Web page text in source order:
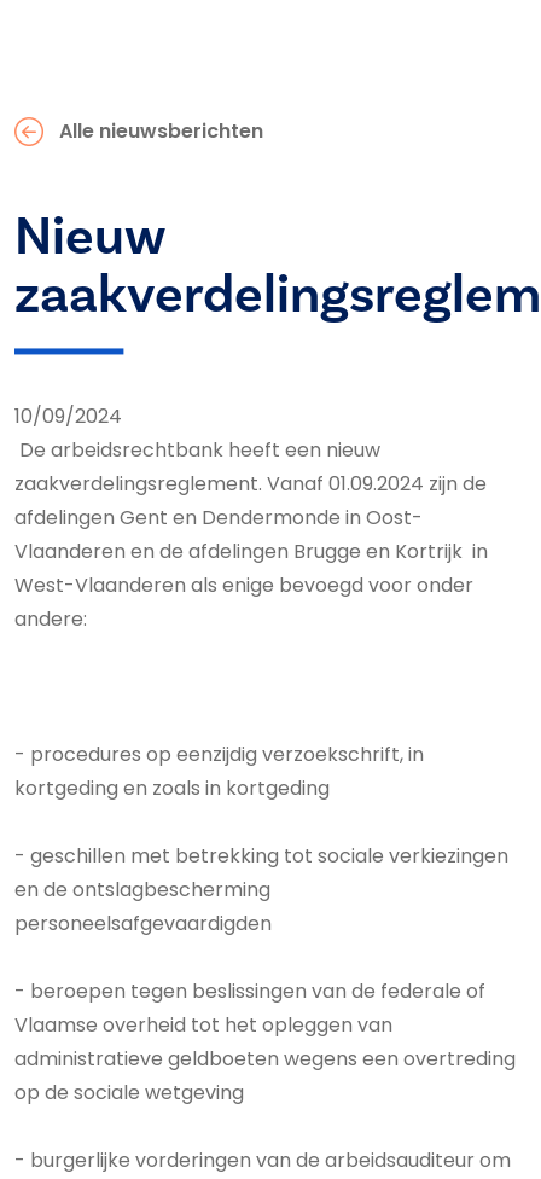
Alle nieuwsberichten
Nieuw
10/09/2024
De arbeidsrechtbank heeft een nieuw
zaakverdelingsreglement. Vanaf 01.09.2024 zijn de
afdelingen Gent en Dendermonde in Oost-
Vlaanderen en de afdelingen Brugge en Kortrijk in
West-Vlaanderen als enige bevoegd voor onder
andere:
- procedures op eenzijdig verzoekschrift, in
kortgeding en zoals in kortgeding
- geschillen met betrekking tot sociale verkiezingen
en de ontslagbescherming
personeelsafgevaardigden
- beroepen tegen beslissingen van de federale of
Vlaamse overheid tot het opleggen van
administratieve geldboeten wegens een overtreding
op de sociale wetgeving
- burgerlijke vorderingen van de arbeidsauditeur om